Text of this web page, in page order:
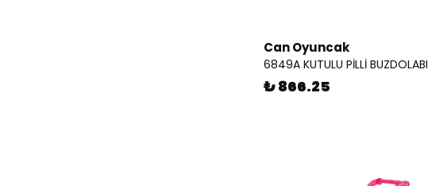
Can Oyuncak
6849A KUTULU PİLLİ BUZDOLABI
₺ 866.25